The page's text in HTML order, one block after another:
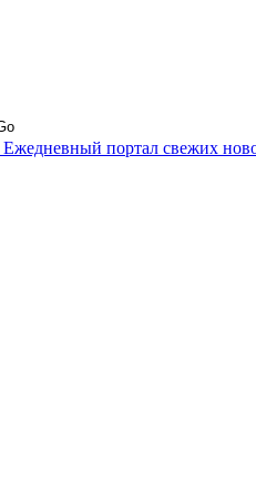
Ежедневный портал свежих